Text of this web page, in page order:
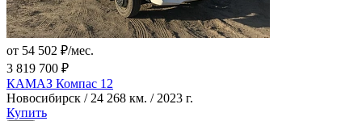
от 54 502 ₽/мес.
3 819 700 ₽
КАМАЗ Компас 12
Новосибирск / 24 268 км. / 2023 г.
Купить